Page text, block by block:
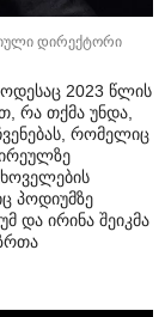
დირექტორი
2023 წლის
რა თქმა უნდა,
რომელიც
პოდიუმზე
და ირინა შეიკმა